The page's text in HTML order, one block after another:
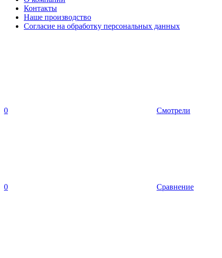
Контакты
Наше производство
Согласие на обработку персональных данных
0 Смотрели
0 Сравнение